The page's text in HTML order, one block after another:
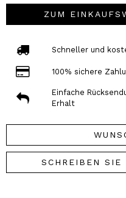
ZUM
Schneller und
100% sichere
Einfache
Erhalt
SCHREIBEN SIE